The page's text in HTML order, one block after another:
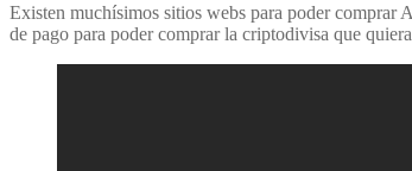
Existen muchísimos sitios webs para poder comprar
de pago para poder comprar la criptodivisa que